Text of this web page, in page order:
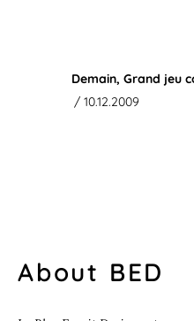
Demain, Grand jeu
/ 10.12.2009
About BED